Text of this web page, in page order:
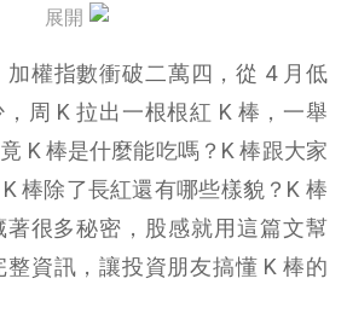
展開
加權指數衝破二萬四，從 4 月低
周 K 拉出一根根紅 K 棒，一舉
K 棒是什麼能吃嗎？K 棒跟大家
棒除了長紅還有哪些樣貌？K 棒
很多秘密，股感就用這篇文幫
整資訊，讓投資朋友搞懂 K 棒的